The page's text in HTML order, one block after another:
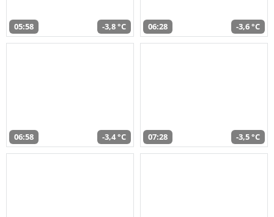
05:58 -3,8 °C 06:28 -3,6 °C
06:58 -3,4 °C 07:28 -3,5 °C